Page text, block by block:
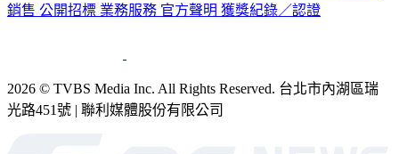
銷售 公開招標 業務服務 官方聲明 獲獎紀錄／認證
2026 © TVBS Media Inc. All Rights Reserved. 台北市內湖區瑞
光路451號 | 聯利媒體股份有限公司